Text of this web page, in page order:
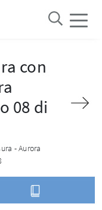
con
08 di
-Aurora